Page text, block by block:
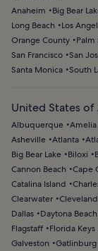
Anaheim Big Bear
Long Beach
Los
Orange County
Palm
San Francisco San
Santa Monica South
United States of
Albuquerque Amelia
Asheville Atlanta
Big Bear Lake
Biloxi
Cannon Beach
Cape
Catalina Island
Clearwater Cleveland
Dallas
Daytona Beach
Flagstaff
Florida Keys
Galveston
Gatlinburg